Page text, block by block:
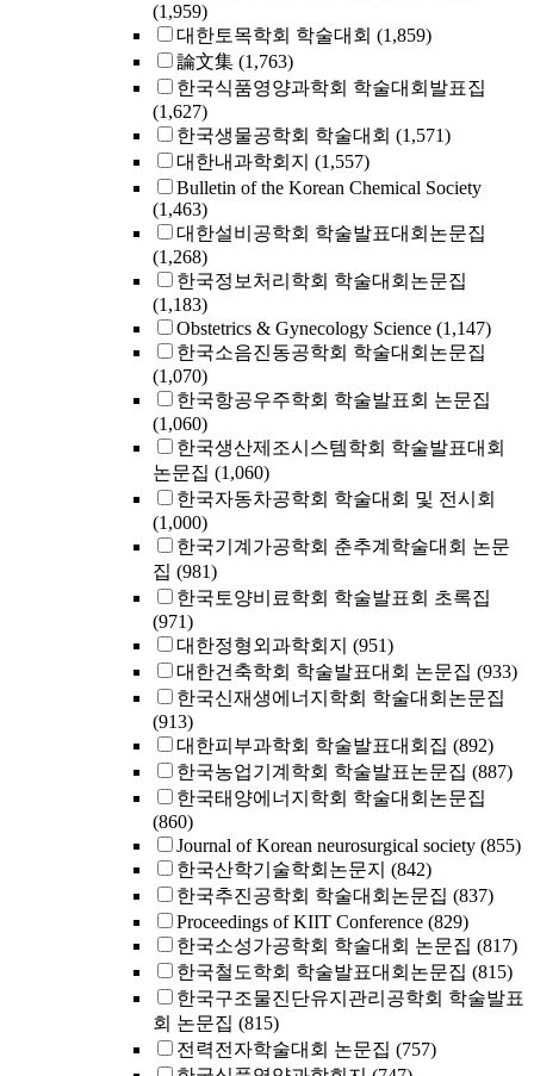
(1,959)
대한토목학회 학술대회 (1,859)
論文集 (1,763)
한국식품영양과학회 학술대회발표집
(1,627)
한국생물공학회 학술대회 (1,571)
대한내과학회지 (1,557)
Bulletin of the Korean Chemical Society
(1,463)
대한설비공학회 학술발표대회논문집
(1,268)
한국정보처리학회 학술대회논문집
(1,183)
Obstetrics & Gynecology Science (1,147)
한국소음진동공학회 학술대회논문집
(1,070)
한국항공우주학회 학술발표회 논문집
(1,060)
한국생산제조시스템학회 학술발표대회
논문집 (1,060)
한국자동차공학회 학술대회 및 전시회
(1,000)
한국기계가공학회 춘추계학술대회 논문
집 (981)
한국토양비료학회 학술발표회 초록집
(971)
대한정형외과학회지 (951)
대한건축학회 학술발표대회 논문집 (933)
한국신재생에너지학회 학술대회논문집
(913)
대한피부과학회 학술발표대회집 (892)
한국농업기계학회 학술발표논문집 (887)
한국태양에너지학회 학술대회논문집
(860)
Journal of Korean neurosurgical society (855)
한국산학기술학회논문지 (842)
한국추진공학회 학술대회논문집 (837)
Proceedings of KIIT Conference (829)
한국소성가공학회 학술대회 논문집 (817)
한국철도학회 학술발표대회논문집 (815)
한국구조물진단유지관리공학회 학술발표
회 논문집 (815)
전력전자학술대회 논문집 (757)